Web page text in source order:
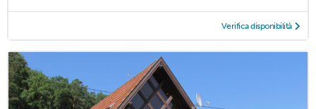
Verifica disponibilità